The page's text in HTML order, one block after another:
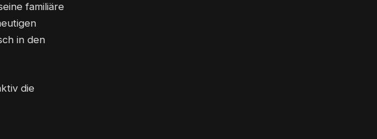
familiäre
in den
die